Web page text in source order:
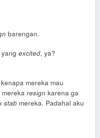
barengan.
excited, ya?
mereka mau
resign karena ga
stab mereka. Padahal aku